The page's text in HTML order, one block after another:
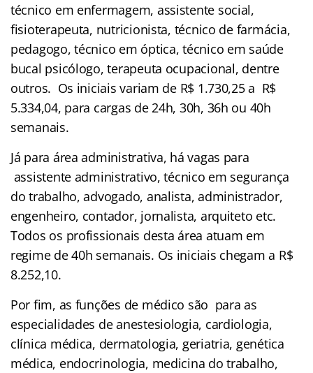
técnico em enfermagem, assistente social,
fisioterapeuta, nutricionista, técnico de farmácia,
pedagogo, técnico em óptica, técnico em saúde
bucal psicólogo, terapeuta ocupacional, dentre
outros. Os iniciais variam de R$ 1.730,25 a R$
5.334,04, para cargas de 24h, 30h, 36h ou 40h
semanais.
Já para área administrativa, há vagas para
assistente administrativo, técnico em segurança
do trabalho, advogado, analista, administrador,
engenheiro, contador, jornalista, arquiteto etc.
Todos os profissionais desta área atuam em
regime de 40h semanais. Os iniciais chegam a R$
8.252,10.
Por fim, as funções de médico são para as
especialidades de anestesiologia, cardiologia,
clínica médica, dermatologia, geriatria, genética
médica, endocrinologia, medicina do trabalho,